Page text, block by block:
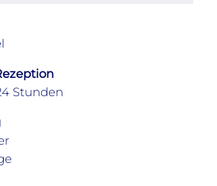
Stunden